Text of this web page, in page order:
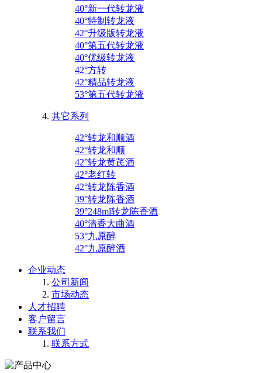
40°新一代转龙液
40°特制转龙液
42°升级版转龙液
40°第五代转龙液
40°优级转龙液
42°方转
42°精品转龙液
53°第五代转龙液
其它系列
42°转龙和顺酒
42°转龙和顺
42°转龙黄芪酒
42°老红转
42°转龙陈香酒
39°转龙陈香酒
39°248ml转龙陈香酒
40°清香大曲酒
53°九原醉
42°九原醉酒
企业动态
公司新闻
市场动态
人才招聘
客户留言
联系我们
联系方式